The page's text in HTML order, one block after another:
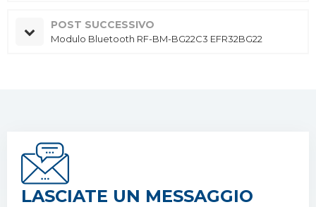
POST SUCCESSIVO
Modulo Bluetooth RF-BM-BG22C3 EFR32BG22
LASCIATE UN MESSAGGIO